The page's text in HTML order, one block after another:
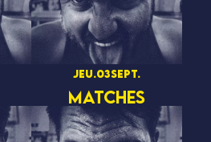
jeu.03sept.
MATCHES